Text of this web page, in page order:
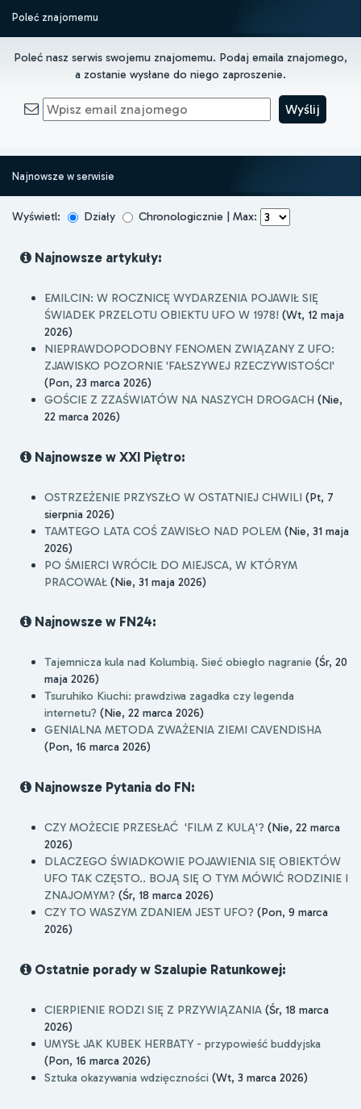
Poleć znajomemu
Poleć nasz serwis swojemu znajomemu. Podaj emaila znajomego,
a zostanie wysłane do niego zaproszenie.
Najnowsze w serwisie
Wyświetl: Działy Chronologicznie | Max:
Najnowsze artykuły:
EMILCIN: W ROCZNICĘ WYDARZENIA POJAWIŁ SIĘ
ŚWIADEK PRZELOTU OBIEKTU UFO W 1978! (Wt, 12 maja
2026)
NIEPRAWDOPODOBNY FENOMEN ZWIĄZANY Z UFO:
ZJAWISKO POZORNIE 'FAŁSZYWEJ RZECZYWISTOŚCI'
(Pon, 23 marca 2026)
GOŚCIE Z ZZAŚWIATÓW NA NASZYCH DROGACH (Nie,
22 marca 2026)
Najnowsze w XXI Piętro:
OSTRZEŻENIE PRZYSZŁO W OSTATNIEJ CHWILI (Pt, 7
sierpnia 2026)
TAMTEGO LATA COŚ ZAWISŁO NAD POLEM (Nie, 31 maja
2026)
PO ŚMIERCI WRÓCIŁ DO MIEJSCA, W KTÓRYM
PRACOWAŁ (Nie, 31 maja 2026)
Najnowsze w FN24:
Tajemnicza kula nad Kolumbią. Sieć obiegło nagranie (Śr, 20
maja 2026)
Tsuruhiko Kiuchi: prawdziwa zagadka czy legenda
internetu? (Nie, 22 marca 2026)
GENIALNA METODA ZWAŻENIA ZIEMI CAVENDISHA
(Pon, 16 marca 2026)
Najnowsze Pytania do FN:
CZY MOŻECIE PRZESŁAĆ 'FILM Z KULĄ'? (Nie, 22 marca
2026)
DLACZEGO ŚWIADKOWIE POJAWIENIA SIĘ OBIEKTÓW
UFO TAK CZĘSTO.. BOJĄ SIĘ O TYM MÓWIĆ RODZINIE I
ZNAJOMYM? (Śr, 18 marca 2026)
CZY TO WASZYM ZDANIEM JEST UFO? (Pon, 9 marca
2026)
Ostatnie porady w Szalupie Ratunkowej:
CIERPIENIE RODZI SIĘ Z PRZYWIĄZANIA (Śr, 18 marca
2026)
UMYSŁ JAK KUBEK HERBATY - przypowieść buddyjska
(Pon, 16 marca 2026)
Sztuka okazywania wdzięczności (Wt, 3 marca 2026)